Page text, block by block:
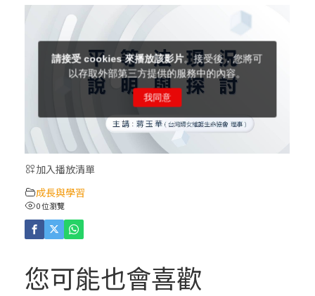
【信仰之旅】第十一集：「教 會」(推廣片)
【信仰之旅】第十一集：「教 會」—林必能
神父
【信仰之旅】第十集：「逾越奧蹟」— 錢玲
珠老師
(5)黃敏正主教帶你做「四旬期避靜」—【逾
人相遇
加入播放清單
成長與學習
0 位瀏覽
您可能也會喜歡